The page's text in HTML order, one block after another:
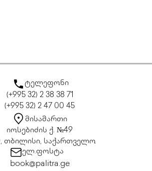
ტელეფონი
(+995 32) 2 38 38 71
(+995 32) 2 47 00 45
მისამართი
იოსებიძის ქ. №49
თბილისი, საქართველო
ელ.ფოსტა
book@palitra.ge